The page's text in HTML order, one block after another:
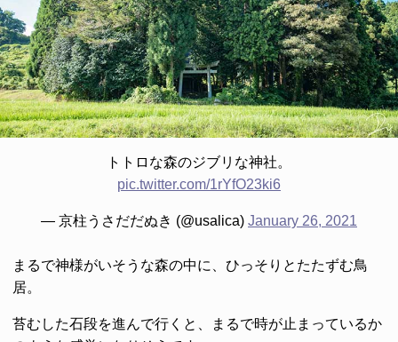
トトロな森のジブリな神社。
pic.twitter.com/1rYfO23ki6
— 京柱うさだだぬき (@usalica) January 26, 2021
まるで神様がいそうな森の中に、ひっそりとたたずむ鳥
居。
苔むした石段を進んで行くと、まるで時が止まっているか